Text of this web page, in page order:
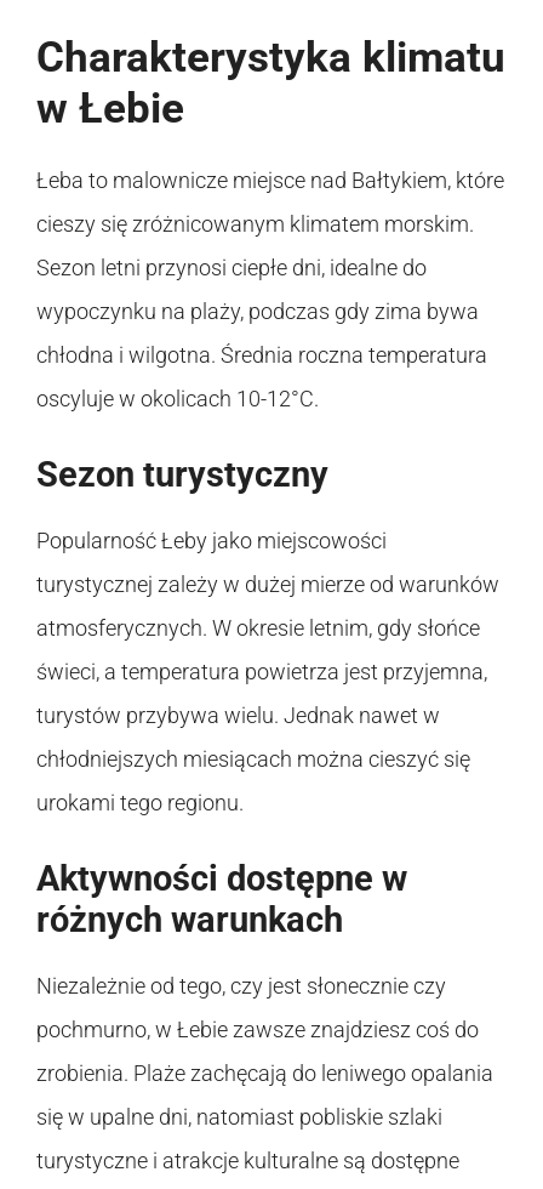
Charakterystyka klimatu
w Łebie
Łeba to malownicze miejsce nad Bałtykiem, które
cieszy się zróżnicowanym klimatem morskim.
Sezon letni przynosi ciepłe dni, idealne do
wypoczynku na plaży, podczas gdy zima bywa
chłodna i wilgotna. Średnia roczna temperatura
oscyluje w okolicach 10-12°C.
Sezon turystyczny
Popularność Łeby jako miejscowości
turystycznej zależy w dużej mierze od warunków
atmosferycznych. W okresie letnim, gdy słońce
świeci, a temperatura powietrza jest przyjemna,
turystów przybywa wielu. Jednak nawet w
chłodniejszych miesiącach można cieszyć się
urokami tego regionu.
Aktywności dostępne w
różnych warunkach
Niezależnie od tego, czy jest słonecznie czy
pochmurno, w Łebie zawsze znajdziesz coś do
zrobienia. Plaże zachęcają do leniwego opalania
się w upalne dni, natomiast pobliskie szlaki
turystyczne i atrakcje kulturalne są dostępne